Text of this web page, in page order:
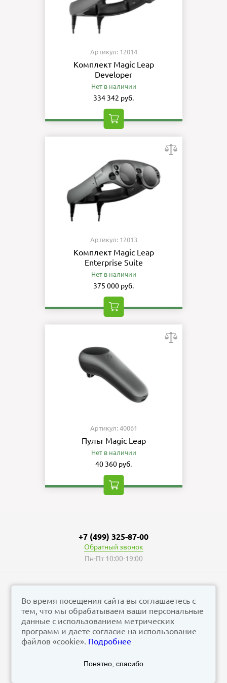
Артикул: 12014
Комплект Magic Leap
Developer
Нет в наличии
334 342 руб.
Артикул: 12013
Комплект Magic Leap
Enterprise Suite
Нет в наличии
375 000 руб.
Артикул: 40061
Пульт Magic Leap
Нет в наличии
40 360 руб.
corp@vizzion.ru
Задать вопрос в чат Телеграм
Задать вопрос в МАКС
+7 (499) 325-87-00
Обратный звонок
Пн-Пт 10:00-19:00
Во время посещения сайта вы соглашаетесь с
тем, что мы обрабатываем ваши персональные
данные с использованием метрических
программ и даете согласие на использование
файлов «cookie». Подробнее
Понятно, спасибо